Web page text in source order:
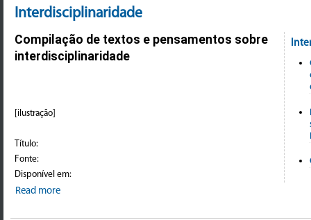
Interdisciplinaridade
Compilação de textos e pensamentos sobre
interdisciplinaridade
[ilustração]
Título:
Fonte:
Disponível em:
Read more